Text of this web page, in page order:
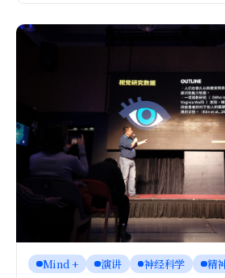
Mind + 演讲 神经科学 精